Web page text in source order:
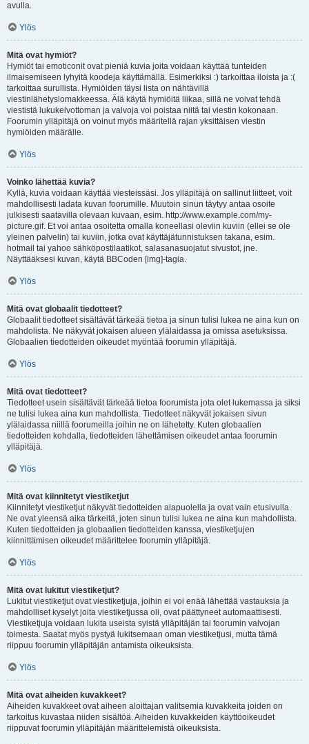
avulla.
Ylös
Mitä ovat hymiöt?
Hymiöt tai emoticonit ovat pieniä kuvia joita voidaan käyttää tunteiden
ilmaisemiseen lyhyitä koodeja käyttämällä. Esimerkiksi :) tarkoittaa iloista ja :(
tarkoittaa surullista. Hymiöiden täysi lista on nähtävillä
viestinlähetyslomakkeessa. Älä käytä hymiöitä liikaa, sillä ne voivat tehdä
viestistä lukukelvottoman ja valvoja voi poistaa niitä tai viestin kokonaan.
Foorumin ylläpitäjä on voinut myös määritellä rajan yksittäisen viestin
hymiöiden määrälle.
Ylös
Voinko lähettää kuvia?
Kyllä, kuvia voidaan käyttää viesteissäsi. Jos ylläpitäjä on sallinut liitteet, voit
mahdollisesti ladata kuvan foorumille. Muutoin sinun täytyy antaa osoite
julkisesti saatavilla olevaan kuvaan, esim. http://www.example.com/my-
picture.gif. Et voi antaa osoitetta omalla koneellasi oleviin kuviin (ellei se ole
yleinen palvelin) tai kuviin, jotka ovat käyttäjätunnistuksen takana, esim.
hotmail tai yahoo sähköpostilaatikot, salasanasuojatut sivustot, jne.
Näyttääksesi kuvan, käytä BBCoden [img]-tagia.
Ylös
Mitä ovat globaalit tiedotteet?
Globaalit tiedotteet sisältävät tärkeää tietoa ja sinun tulisi lukea ne aina kun on
mahdolista. Ne näkyvät jokaisen alueen ylälaidassa ja omissa asetuksissa.
Globaalien tiedotteiden oikeudet myöntää foorumin ylläpitäjä.
Ylös
Mitä ovat tiedotteet?
Tiedotteet usein sisältävät tärkeää tietoa foorumista jota olet lukemassa ja siksi
ne tulisi lukea aina kun mahdollista. Tiedotteet näkyvät jokaisen sivun
ylälaidassa niillä foorumeilla joihin ne on lähetetty. Kuten globaalien
tiedotteiden kohdalla, tiedotteiden lähettämisen oikeudet antaa foorumin
ylläpitäjä.
Ylös
Mitä ovat kiinnitetyt viestiketjut
Kiinnitetyt viestiketjut näkyvät tiedotteiden alapuolella ja ovat vain etusivulla.
Ne ovat yleensä aika tärkeitä, joten sinun tulisi lukea ne aina kun mahdollista.
Kuten tiedotteiden ja globaalien tiedotteiden kanssa, viestiketjujen
kiinnittämisen oikeudet määrittelee foorumin ylläpitäjä.
Ylös
Mitä ovat lukitut viestiketjut?
Lukitut viestiketjut ovat viestiketjuja, joihin ei voi enää lähettää vastauksia ja
mahdolliset kyselyt joita viestiketjussa oli, ovat päättyneet automaattisesti.
Viestiketjuja voidaan lukita useista syistä ylläpitäjän tai foorumin valvojan
toimesta. Saatat myös pystyä lukitsemaan oman viestiketjusi, mutta tämä
riippuu foorumin ylläpitäjän antamista oikeuksista.
Ylös
Mitä ovat aiheiden kuvakkeet?
Aiheiden kuvakkeet ovat aiheen aloittajan valitsemia kuvakkeita joiden on
tarkoitus kuvastaa niiden sisältöä. Aiheiden kuvakkeiden käyttöoikeudet
riippuvat foorumin ylläpitäjän määrittelemistä oikeuksista.